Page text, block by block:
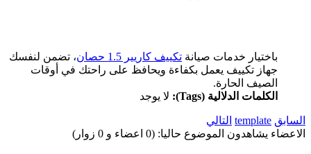
باختيار خدمات صيانة تكييف كاريير 1.5 حصان
، تضمن لنفسك
جهاز تكييف يعمل بكفاءة ويحافظ على راحتك في أوقات
الصيف الحارة.
الكلمات الدلالية (Tags):
لا يوجد
السابق template التالي
الاعضاء يشاهدون الموضوع حاليا: (0 اعضاء و 0 زوار)